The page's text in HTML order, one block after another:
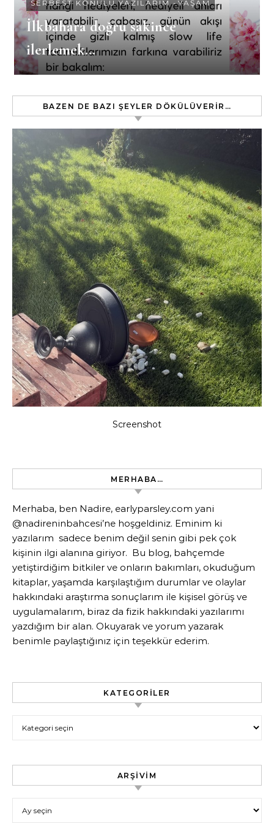
SERBEST KONULU YAZILARIM -YAŞAM
İlkbahara doğru sakince
ilerlemek…
BAZEN DE BAZI ŞEYLER DÖKÜLÜVERIR…
Screenshot
MERHABA…
Merhaba, ben Nadire, earlyparsley.com yani
@nadireninbahcesi’ne hoşgeldiniz. Eminim ki
yazılarım sadece benim değil senin gibi pek çok
kişinin ilgi alanına giriyor. Bu blog, bahçemde
yetiştirdiğim bitkiler ve onların bakımları, okuduğum
kitaplar, yaşamda karşılaştığım durumlar ve olaylar
hakkındaki araştırma sonuçlarım ile kişisel görüş ve
uygulamalarım, biraz da fizik hakkındaki yazılarımı
yazdığım bir alan. Okuyarak ve yorum yazarak
benimle paylaştığınız için teşekkür ederim.
KATEGORILER
ARŞIVIM